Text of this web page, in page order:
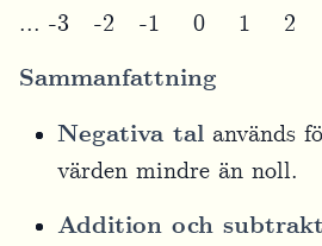
... -3 -2 -1 0 1 2
Sammanfattning
Negativa tal används
värden mindre än noll.
Addition och